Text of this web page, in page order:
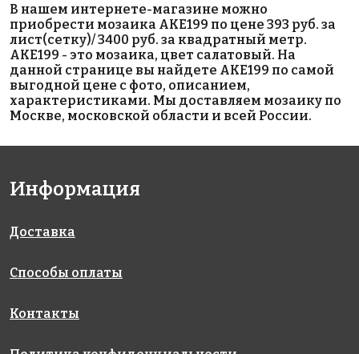
AKE224
Испания
330x298
AKE107
Испания
313x495
AKE219
Испания
330x298
3400 руб./м²
340x340
6962 руб./м²
В нашем интернете-магазине можно
приобрести мозаика AKE199 по цене 393 руб. за
лист(сетку)/ 3400 руб. за квадратный метр.
AKE199 - это мозаика, цвет салатовый. На
данной странице вы найдете AKE199 по самой
выгодной цене с фото, описанием,
характеристиками. Мы доставляем мозаику по
Москве, московской области и всей России.
Информация
Доставка
Способы оплаты
Контакты